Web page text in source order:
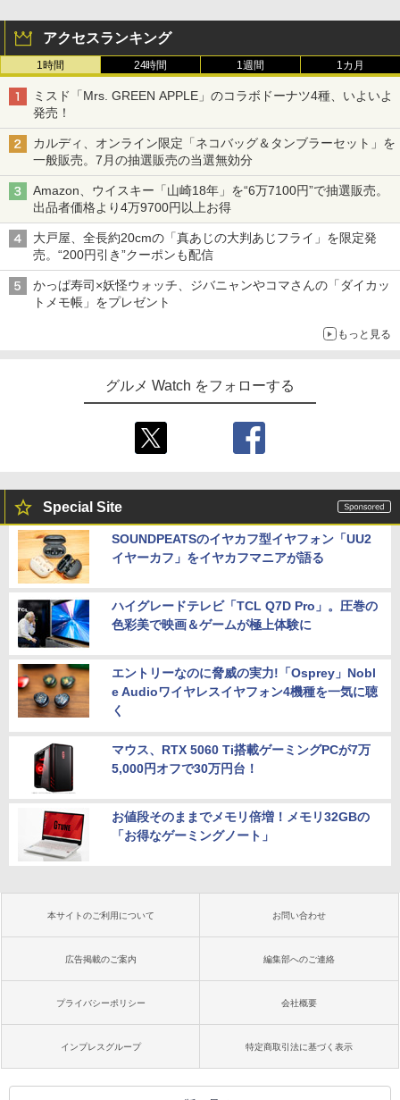
アクセスランキング
1時間 24時間 1週間 1カ月
ミスド「Mrs. GREEN APPLE」のコラボドーナツ4種、いよいよ
発売！
カルディ、オンライン限定「ネコバッグ＆タンブラーセット」を
一般販売。7月の抽選販売の当選無効分
Amazon、ウイスキー「山崎18年」を“6万7100円”で抽選販売。
出品者価格より4万9700円以上お得
大戸屋、全長約20cmの「真あじの大判あじフライ」を限定発
売。“200円引き”クーポンも配信
かっぱ寿司×妖怪ウォッチ、ジバニャンやコマさんの「ダイカッ
トメモ帳」をプレゼント
もっと見る
グルメ Watch をフォローする
Special Site
SOUNDPEATSのイヤカフ型イヤフォン「UU2
イヤーカフ」をイヤカフマニアが語る
ハイグレードテレビ「TCL Q7D Pro」。圧巻の
色彩美で映画＆ゲームが極上体験に
エントリーなのに脅威の実力!「Osprey」Nobl
e Audioワイヤレスイヤフォン4機種を一気に聴
く
マウス、RTX 5060 Ti搭載ゲーミングPCが7万
5,000円オフで30万円台！
お値段そのままでメモリ倍増！メモリ32GBの
「お得なゲーミングノート」
本サイトのご利用について お問い合わせ
広告掲載のご案内 編集部へのご連絡
プライバシーポリシー 会社概要
インプレスグループ 特定商取引法に基づく表示